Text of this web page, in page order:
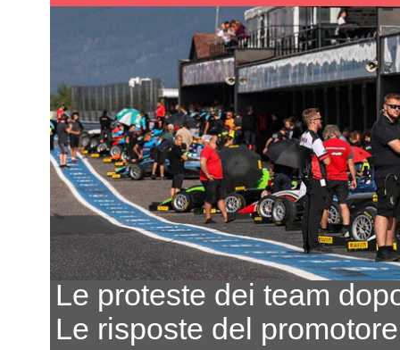
Le proteste dei team
Le risposte del